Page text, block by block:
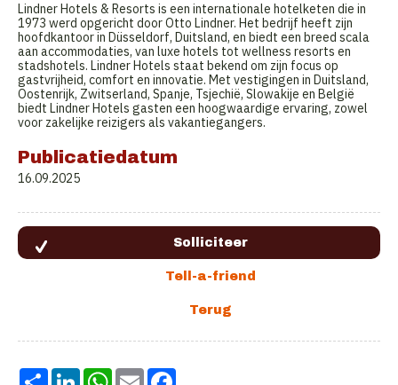
Lindner Hotels & Resorts is een internationale hotelketen die in
1973 werd opgericht door Otto Lindner. Het bedrijf heeft zijn
hoofdkantoor in Düsseldorf, Duitsland, en biedt een breed scala
aan accommodaties, van luxe hotels tot wellness resorts en
stadshotels. Lindner Hotels staat bekend om zijn focus op
gastvrijheid, comfort en innovatie. Met vestigingen in Duitsland,
Oostenrijk, Zwitserland, Spanje, Tsjechië, Slowakije en België
biedt Lindner Hotels gasten een hoogwaardige ervaring, zowel
voor zakelijke reizigers als vakantiegangers.
Publicatiedatum
16.09.2025
Share LinkedInWhatsApp
Email